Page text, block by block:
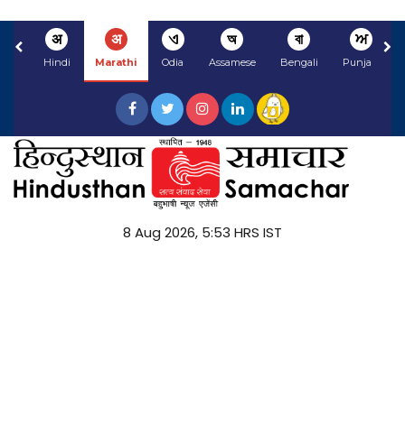
अ
Hindi
अ
Marathi
ଏ
Odia
অ
Assamese
বা
Bengali
ਅ
Punjabi
8 Aug 2026, 5:53 HRS IST